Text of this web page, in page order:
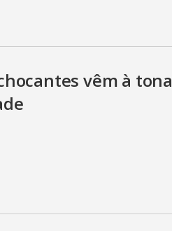
vêm à tona